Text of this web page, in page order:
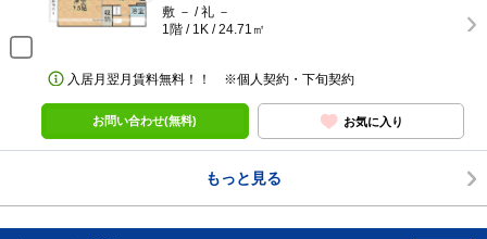
敷 － / 礼 －
1階 / 1K / 24.71㎡
入居月翌月賃料無料！！ ※個人契約・下旬契約
お問い合わせ(無料) お気に入り
もっと見る